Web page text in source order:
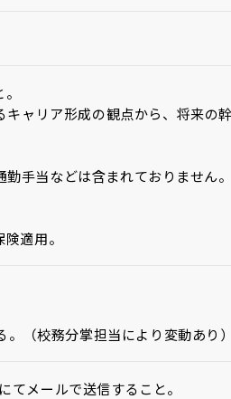
ャリア形成の観点から、将来の
当などは含まれておりません。
適用。
（校務分掌担当により変動あり）
メールで送信すること。